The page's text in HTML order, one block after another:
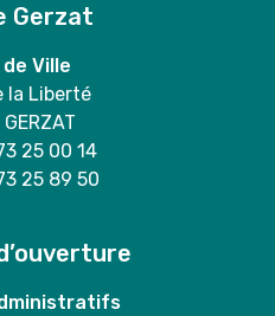
Gerzat
Ville
la Liberté
25 00 14
25 89 50